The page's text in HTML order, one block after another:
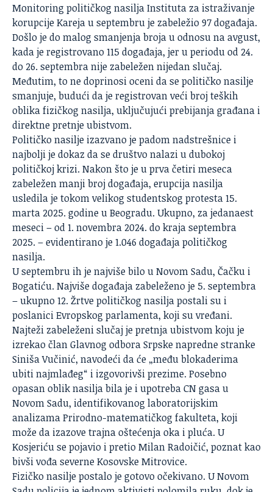
Monitoring političkog nasilja Instituta za istraživanje
korupcije Kareja u septembru je zabeležio 97 događaja.
Došlo je do malog smanjenja broja u odnosu na avgust,
kada je registrovano 115 događaja, jer u periodu od 24.
do 26. septembra nije zabeležen nijedan slučaj.
Međutim, to ne doprinosi oceni da se političko nasilje
smanjuje, budući da je registrovan veći broj teških
oblika fizičkog nasilja, uključujući prebijanja građana i
direktne pretnje ubistvom.
Političko nasilje izazvano je padom nadstrešnice i
najbolji je dokaz da se društvo nalazi u dubokoj
političkoj krizi. Nakon što je u prva četiri meseca
zabeležen manji broj događaja, erupcija nasilja
usledila je tokom velikog studentskog protesta 15.
marta 2025. godine u Beogradu. Ukupno, za jedanaest
meseci – od 1. novembra 2024. do kraja septembra
2025. – evidentirano je 1.046 događaja političkog
nasilja.
U septembru ih je najviše bilo u Novom Sadu, Čačku i
Bogatiću. Najviše događaja zabeleženo je 5. septembra
– ukupno 12. Žrtve političkog nasilja postali su i
poslanici Evropskog parlamenta, koji su vređani.
Najteži zabeleženi slučaj je pretnja ubistvom koju je
izrekao član Glavnog odbora Srpske napredne stranke
Siniša Vučinić, navodeći da će „među blokaderima
ubiti najmlađeg“ i izgovorivši prezime. Posebno
opasan oblik nasilja bila je i upotreba CN gasa u
Novom Sadu, identifikovanog laboratorijskim
analizama Prirodno-matematičkog fakulteta, koji
može da izazove trajna oštećenja oka i pluća. U
Kosjeriću se pojavio i pretio Milan Radoičić, poznat kao
bivši vođa severne Kosovske Mitrovice.
Fizičko nasilje postalo je gotovo očekivano. U Novom